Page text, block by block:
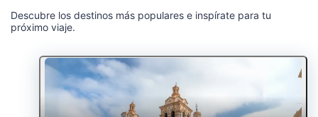
Descubre los destinos más populares e inspírate para tu
próximo viaje.